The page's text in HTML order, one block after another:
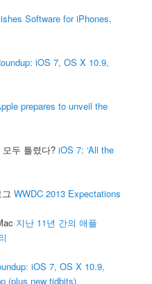
Software for iPhones,
iOS 7, OS X 10.9,
prepares to unveil the
모두 틀렸다?iOS 7: ‘All the
그WWDC 2013 Expectations
지난 11년 간의 애플
iOS 7, OS X 10.9,
(plus new tidbits)